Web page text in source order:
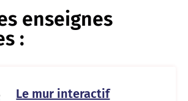
enseignes
:
Le mur interactif